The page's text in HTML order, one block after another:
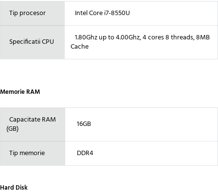
Tip procesor Intel Core i7-8550U
Specificatii CPU
1.80Ghz up to 4.00Ghz, 4 cores 8 threads, 8MB
Cache
Memorie RAM
Capacitate RAM
(GB)
16GB
Tip memorie DDR4
Hard Disk